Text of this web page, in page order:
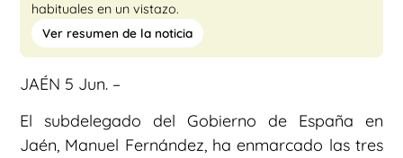
habituales en un vistazo.
Ver resumen de la noticia
JAÉN 5 Jun. –
El subdelegado del Gobierno de España en
Jaén, Manuel Fernández, ha enmarcado las tres